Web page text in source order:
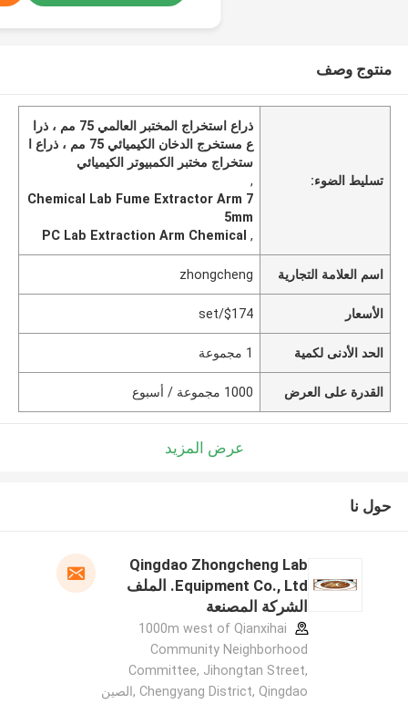
منتوج وصف
تسليط الضوء:
ذراع استخراج المختبر العالمي 75 مم ، ذرا
ع مستخرج الدخان الكيميائي 75 مم ، ذراع ا
ستخراج مختبر الكمبيوتر الكيميائي
,
Chemical Lab Fume Extractor Arm 7
5mm
,
PC Lab Extraction Arm Chemical
اسم العلامة التجارية zhongcheng
الأسعار $174/set
الحد الأدنى لكمية 1 مجموعة
القدرة على العرض 1000 مجموعة / أسبوع
عرض المزيد
حول نا
Qingdao Zhongcheng Lab
Equipment Co., Ltd. الملف
الشركة المصنعة
1000m west of Qianxihai
Community Neighborhood
Committee, Jihongtan Street,
Chengyang District, Qingdao ,الصين